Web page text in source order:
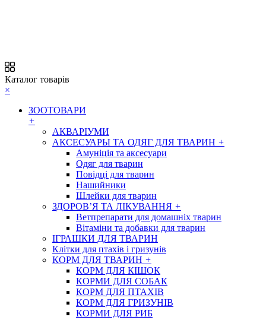
Каталог товарів
×
ЗООТОВАРИ
+
АКВАРІУМИ
АКСЕСУАРЫ ТА ОДЯГ ДЛЯ ТВАРИН +
Амуніція та аксесуари
Одяг для тварин
Повідці для тварин
Нашийники
Шлейки для тварин
ЗДОРОВ’Я ТА ЛІКУВАННЯ +
Ветпрепарати для домашніх тварин
Вітаміни та добавки для тварин
ІГРАШКИ ДЛЯ ТВАРИН
Клітки для птахів і гризунів
КОРМ ДЛЯ ТВАРИН +
КОРМ ДЛЯ КІШОК
КОРМИ ДЛЯ СОБАК
КОРМ ДЛЯ ПТАХІВ
КОРМ ДЛЯ ГРИЗУНІВ
КОРМИ ДЛЯ РИБ